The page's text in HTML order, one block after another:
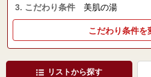
3. こだわり条件 美肌の湯
こだわり条件を
リストから探す